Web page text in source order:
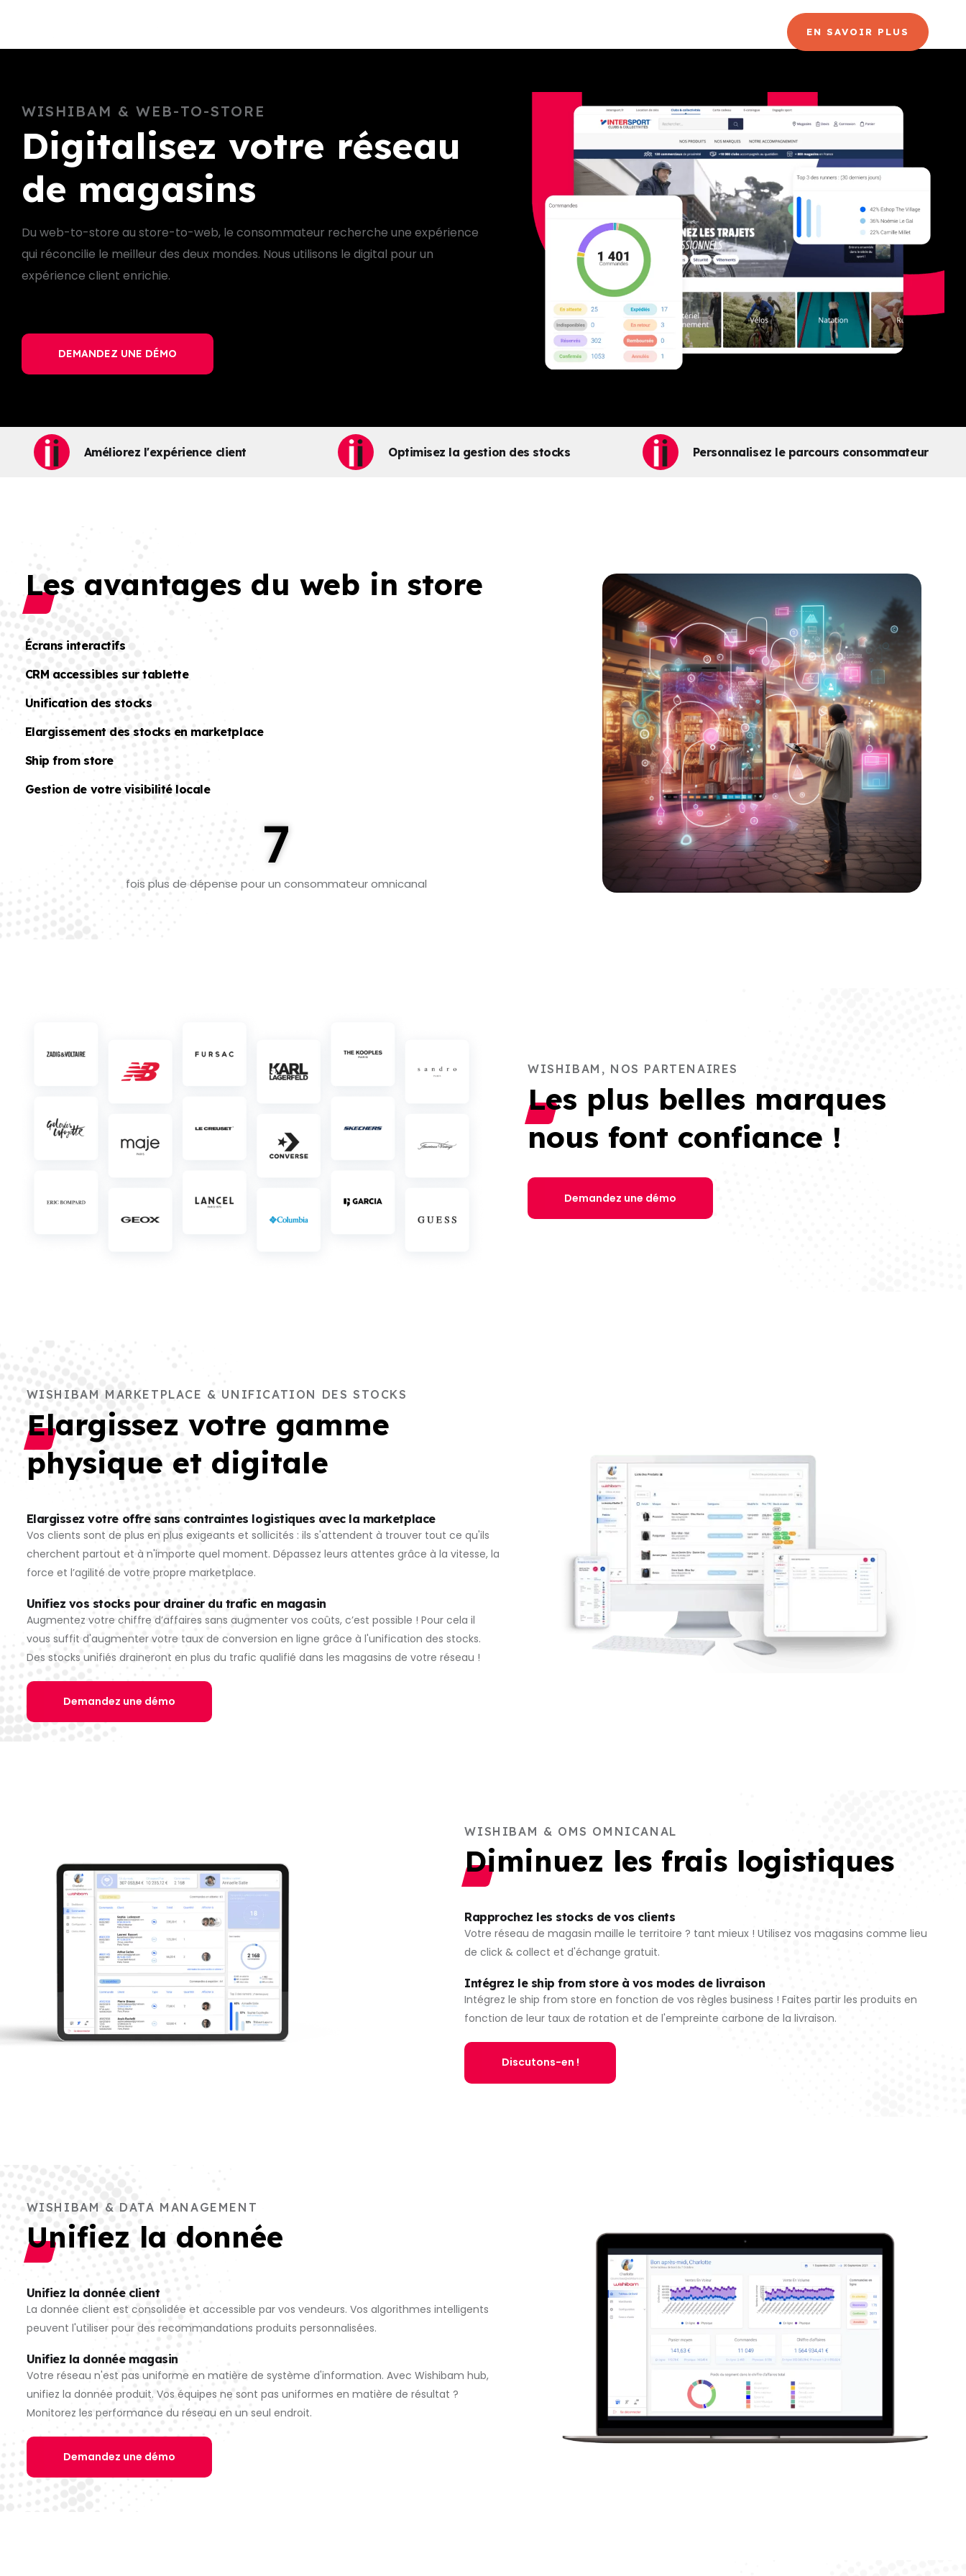
EN SAVOIR PLUS
WISHIBAM & WEB-TO-STORE
Digitalisez votre réseau
de magasins
Du web-to-store au store-to-web, le consommateur recherche une expérience
qui réconcilie le meilleur des deux mondes. Nous utilisons le digital pour un
expérience client enrichie.
DEMANDEZ UNE DÉMO
Améliorez l'expérience client Optimisez la gestion des stocks Personnalisez le parcours consommateur
Les avantages du web in store
Écrans interactifs
CRM accessibles sur tablette
Unification des stocks
Elargissement des stocks en marketplace
Ship from store
Gestion de votre visibilité locale
fois plus de dépense pour un consommateur omnicanal
7
WISHIBAM, NOS PARTENAIRES
Les plus belles marques
nous font confiance !
Demandez une démo
WISHIBAM MARKETPLACE & UNIFICATION DES STOCKS
Elargissez votre gamme
physique et digitale
Elargissez votre offre sans contraintes logistiques avec la marketplace
Vos clients sont de plus en plus exigeants et sollicités : ils s'attendent à trouver tout ce qu'ils
cherchent partout et à n'importe quel moment. Dépassez leurs attentes grâce à la vitesse, la
force et l’agilité de votre propre marketplace.
Unifiez vos stocks pour drainer du trafic en magasin
Augmentez votre chiffre d’affaires sans augmenter vos coûts, c’est possible ! Pour cela il
vous suffit d'augmenter votre taux de conversion en ligne grâce à l'unification des stocks.
Des stocks unifiés draineront en plus du trafic qualifié dans les magasins de votre réseau !
Demandez une démo
WISHIBAM & OMS OMNICANAL
Diminuez les frais logistiques
Rapprochez les stocks de vos clients
Votre réseau de magasin maille le territoire ? tant mieux ! Utilisez vos magasins comme lieu
de click & collect et d'échange gratuit.
Intégrez le ship from store à vos modes de livraison
Intégrez le ship from store en fonction de vos règles business ! Faites partir les produits en
fonction de leur taux de rotation et de l'empreinte carbone de la livraison.
Discutons-en !
WISHIBAM & DATA MANAGEMENT
Unifiez la donnée
Unifiez la donnée client
La donnée client est consolidée et accessible par vos vendeurs. Vos algorithmes intelligents
peuvent l'utiliser pour des recommandations produits personnalisées.
Unifiez la donnée magasin
Votre réseau n'est pas uniforme en matière de système d'information. Avec Wishibam hub,
unifiez la donnée produit. Vos équipes ne sont pas uniformes en matière de résultat ?
Monitorez les performance du réseau en un seul endroit.
Demandez une démo